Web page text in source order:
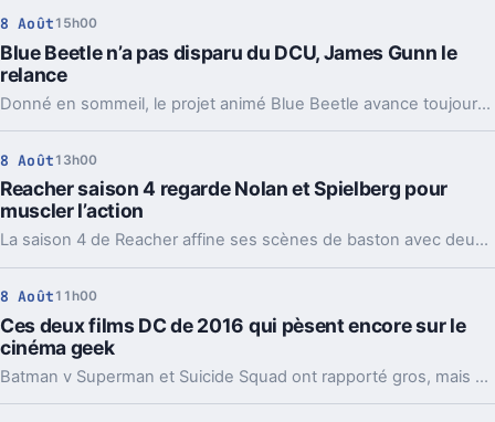
8 Août 15h00
Blue Beetle n’a pas disparu du DCU, James Gunn le
relance
Donné en sommeil, le projet animé Blue Beetle avance toujours. Une précision de James Gunn qui change aussi la lecture de son retour au cinéma.
8 Août 13h00
Reacher saison 4 regarde Nolan et Spielberg pour
muscler l’action
La saison 4 de Reacher affine ses scènes de baston avec deux modèles très différents, Batman et Indiana Jones. Et ça change pas mal de choses.
8 Août 11h00
Ces deux films DC de 2016 qui pèsent encore sur le
cinéma geek
Batman v Superman et Suicide Squad ont rapporté gros, mais cassé l’élan de DC. Dix ans après, leur ombre guide encore la relance du studio.